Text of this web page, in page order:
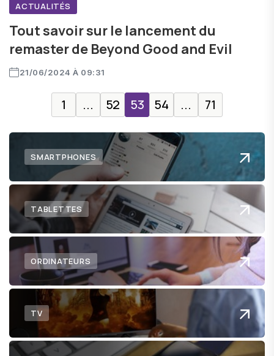
ACTUALITÉS
Tout savoir sur le lancement du
remaster de Beyond Good and Evil
21/06/2024 À 09:31
1 ... 52 53 54 ... 71
SMARTPHONES
TABLETTES
ORDINATEURS
TV